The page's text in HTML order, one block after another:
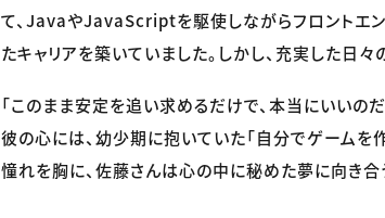
て、JavaやJavaScriptを駆使しながらフロントエ
たキャリアを築いていました。しかし、充実した日
「このまま安定を追い求めるだけで、本当にいいのだ
彼の心には、幼少期に抱いていた「自分でゲームを
憧れを胸に、佐藤さんは心の中に秘めた夢に向き合